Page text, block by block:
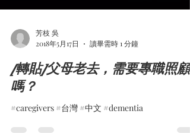
芳枝 吳
2018年5月17日
讀畢需時 1 分鐘
[轉貼]父母老去，需要專職照顧
嗎？
#caregivers #台灣 #中文 #dementia